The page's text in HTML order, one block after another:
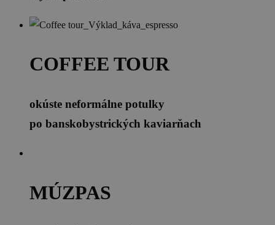
COFFEE TOUR
okúste neformálne potulky
po banskobystrických kaviarňach
MÚZPAS